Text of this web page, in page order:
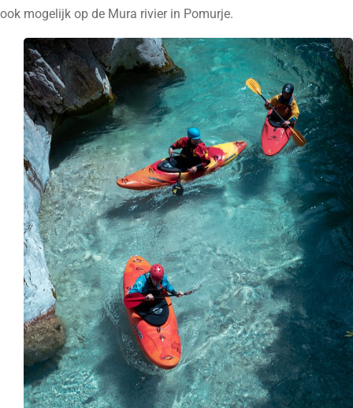
ook mogelijk op de Mura rivier in Pomurje.